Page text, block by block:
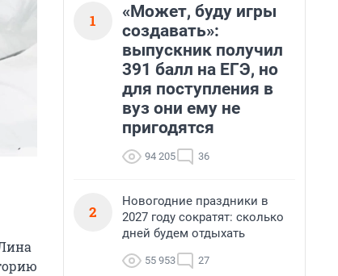
1
«Может, буду игры
создавать»:
выпускник получил
391 балл на ЕГЭ, но
для поступления в
вуз они ему не
пригодятся
94 205 36
2
Новогодние праздники в
2027 году сократят: сколько
дней будем отдыхать
55 953 27